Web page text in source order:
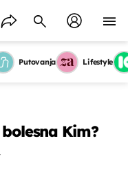
Putovanja Lifestyle
Kim?